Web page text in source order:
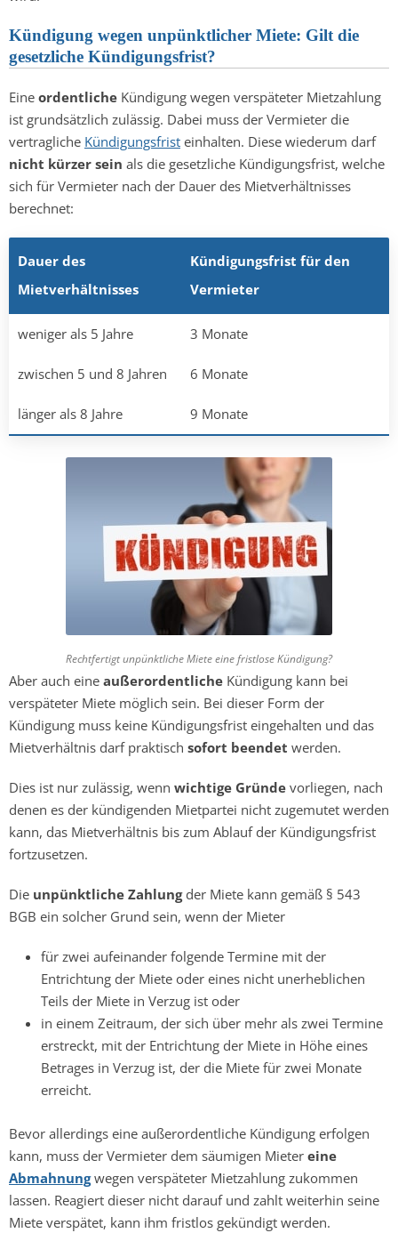
Kündigung wegen unpünktlicher Miete: Gilt die
gesetzliche Kündigungsfrist?
Eine ordentliche Kündigung wegen verspäteter Mietzahlung
ist grundsätzlich zulässig. Dabei muss der Vermieter die
vertragliche Kündigungsfrist einhalten. Diese wiederum darf
nicht kürzer sein als die gesetzliche Kündigungsfrist, welche
sich für Vermieter nach der Dauer des Mietverhältnisses
berechnet:
Dauer des
Mietverhältnisses
Kündigungsfrist für den
Vermieter
weniger als 5 Jahre 3 Monate
zwischen 5 und 8 Jahren 6 Monate
länger als 8 Jahre 9 Monate
Rechtfertigt unpünktliche Miete eine fristlose Kündigung?
Aber auch eine außerordentliche Kündigung kann bei
verspäteter Miete möglich sein. Bei dieser Form der
Kündigung muss keine Kündigungsfrist eingehalten und das
Mietverhältnis darf praktisch sofort beendet werden.
Dies ist nur zulässig, wenn wichtige Gründe vorliegen, nach
denen es der kündigenden Mietpartei nicht zugemutet werden
kann, das Mietverhältnis bis zum Ablauf der Kündigungsfrist
fortzusetzen.
Die unpünktliche Zahlungder Miete kann gemäß § 543
BGB ein solcher Grund sein, wenn der Mieter
für zwei aufeinander folgende Termine mit der
Entrichtung der Miete oder eines nicht unerheblichen
Teils der Miete in Verzug ist oder
in einem Zeitraum, der sich über mehr als zwei Termine
erstreckt, mit der Entrichtung der Miete in Höhe eines
Betrages in Verzug ist, der die Miete für zwei Monate
erreicht.
Bevor allerdings eine außerordentliche Kündigung erfolgen
kann, muss der Vermieter dem säumigen Mieter eine
Abmahnungwegen verspäteter Mietzahlung zukommen
lassen. Reagiert dieser nicht darauf und zahlt weiterhin seine
Miete verspätet, kann ihm fristlos gekündigt werden.